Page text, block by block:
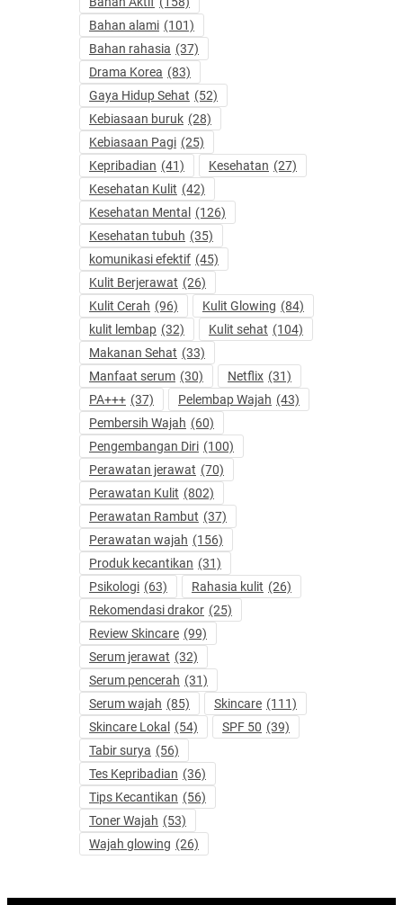
Bahan alami (101)
Bahan rahasia (37)
Drama Korea (83)
Gaya Hidup Sehat (52)
Kebiasaan buruk (28)
Kebiasaan Pagi (25)
Kepribadian (41) Kesehatan (27)
Kesehatan Kulit (42)
Kesehatan Mental
(126)
Kesehatan tubuh (35)
komunikasi efektif (45)
Kulit Berjerawat (26)
Kulit Cerah (96) Kulit Glowing (84)
kulit lembap (32) Kulit sehat (104)
Makanan Sehat (33)
Manfaat serum (30) Netflix (31)
PA+++ (37) Pelembap Wajah (43)
Pembersih Wajah (60)
Pengembangan Diri (100)
Perawatan jerawat (70)
Perawatan Kulit (802)
Perawatan Rambut (37)
Perawatan wajah (156)
Produk kecantikan (31)
Psikologi (63) Rahasia kulit (26)
Rekomendasi drakor (25)
Review Skincare (99)
Serum jerawat (32)
Serum pencerah (31)
Serum wajah (85) Skincare (111)
Skincare Lokal
(54) SPF 50 (39)
Tabir surya (56)
Tes Kepribadian (36)
Tips Kecantikan (56)
Toner Wajah (53)
Wajah glowing (26)